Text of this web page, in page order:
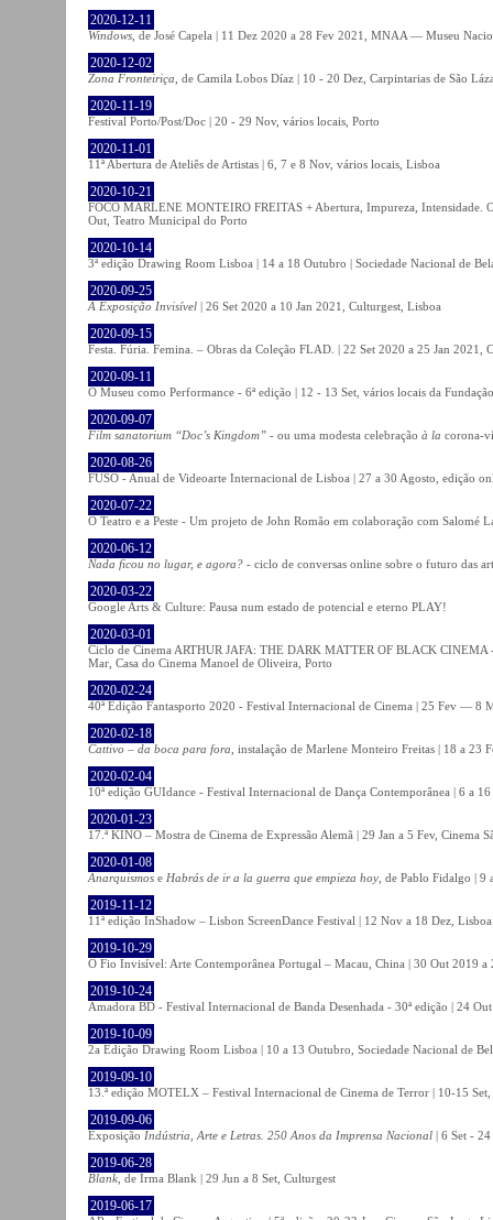
2020-12-11
Windows , de José Capela | 11 Dez 2020 a 28 Fev 2021, MNAA — Museu
2020-12-02
Zona Fronteiriça , de Camila Lobos Díaz | 10 - 20 Dez, Carpintarias de São
2020-11-19
Festival Porto/Post/Doc | 20 - 29 Nov, vários locais, Porto
2020-11-01
11ª Abertura de Ateliês de Artistas | 6, 7 e 8 Nov, vários locais, Lisboa
2020-10-21
FOCO MARLENE MONTEIRO FREITAS + Abertura, Impureza, Intensidade.
Out, Teatro Municipal do Porto
2020-10-14
3ª edição Drawing Room Lisboa | 14 a 18 Outubro | Sociedade Nacional de
2020-09-25
A Exposição Invisível | 26 Set 2020 a 10 Jan 2021, Culturgest, Lisboa
2020-09-15
Festa. Fúria. Femina. – Obras da Coleção FLAD. | 22 Set 2020 a 25 Jan
2020-09-11
O Museu como Performance - 6ª edição | 12 - 13 Set, vários locais da
2020-09-07
Film sanatorium “Doc’s Kingdom” - ou uma modesta celebração à la corona-
2020-08-26
FUSO - Anual de Videoarte Internacional de Lisboa | 27 a 30 Agosto, edição
2020-07-22
O Teatro e a Peste - Um projeto de John Romão em colaboração com Salomé
2020-06-12
Nada ficou no lugar, e agora? - ciclo de conversas online sobre o futuro das
2020-03-22
Google Arts & Culture: Pausa num estado de potencial e eterno PLAY!
2020-03-01
Ciclo de Cinema ARTHUR JAFA: THE DARK MATTER OF BLACK
Mar, Casa do Cinema Manoel de Oliveira, Porto
2020-02-24
40ª Edição Fantasporto 2020 - Festival Internacional de Cinema | 25 Fev — 8
2020-02-18
Cattivo – da boca para fora , instalação de Marlene Monteiro Freitas | 18 a
2020-02-04
10ª edição GUIdance - Festival Internacional de Dança Contemporânea | 6 a
2020-01-23
17.ª KINO – Mostra de Cinema de Expressão Alemã | 29 Jan a 5 Fev, Cinema
2020-01-08
Anarquismos e Habrás de ir a la guerra que empieza hoy , de Pablo Fidalgo |
2019-11-12
11ª edição InShadow – Lisbon ScreenDance Festival | 12 Nov a 18 Dez, Lisboa
2019-10-29
O Fio Invisível: Arte Contemporânea Portugal – Macau, China | 30 Out 2019
2019-10-24
Amadora BD - Festival Internacional de Banda Desenhada - 30ª edição | 24
2019-10-09
2a Edição Drawing Room Lisboa | 10 a 13 Outubro, Sociedade Nacional de
2019-09-10
13.ª edição MOTELX – Festival Internacional de Cinema de Terror | 10-15
2019-09-06
Exposição Indústria, Arte e Letras. 250 Anos da Imprensa Nacional | 6 Set -
2019-06-28
Blank , de Irma Blank | 29 Jun a 8 Set, Culturgest
2019-06-17